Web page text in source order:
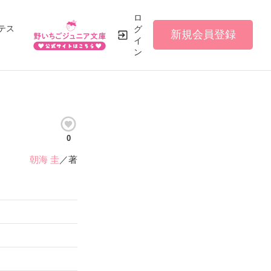
ス
ロ
グ
イ
ン
新規会員登録
0
朝海 圭 ／著